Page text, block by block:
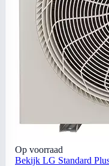
Op voorraad
Bekijk LG Standard